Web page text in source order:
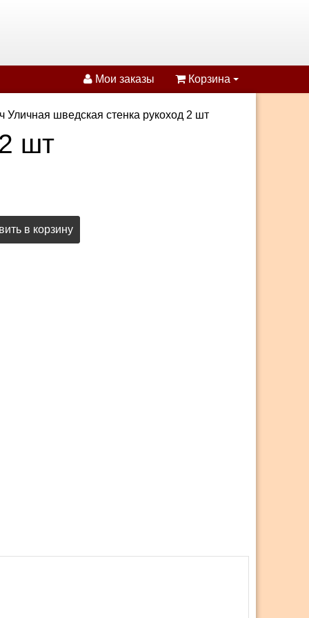
Мои заказы Корзина
Уличная шведская стенка рукоход 2 шт
шт
в корзину